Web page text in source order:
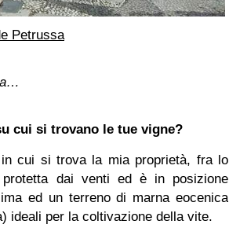
Petrussa
cui si trovano le tue vigne?
cui si trova la mia proprietà, fra lo
dai venti ed è in posizione
ed un terreno di marna eocenica
ideali per la coltivazione della vite.